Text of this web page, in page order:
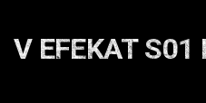
V EFEKAT S01